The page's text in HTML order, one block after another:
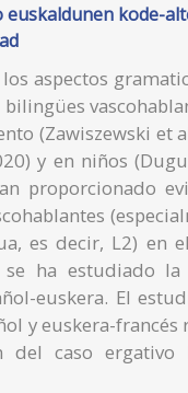
kode-
aspectos
(Zawiszewski et
y en niños
proporcionado
es decir, L2) en
se ha estudiado
euskera. El
y euskera-
del caso ergativo